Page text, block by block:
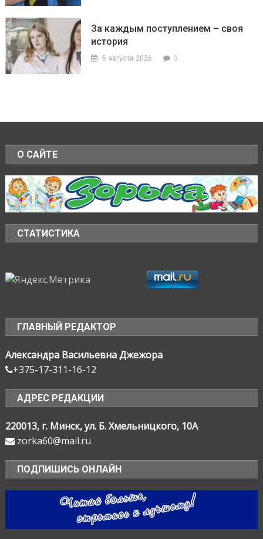
За каждым поступлением – своя
история
6 августа 2026 0
О САЙТЕ
СТАТИСТИКА
ГЛАВНЫЙ РЕДАКТОР
Александра Васильевна Джежора
+375-17-311-16-12
АДРЕС РЕДАКЦИИ
220013, г. Минск, ул. Б. Хмельницкого, 10А
zorka60@mail.ru
ПОДПИШИСЬ ОНЛАЙН